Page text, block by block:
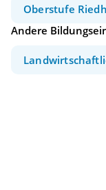
Oberstufe
Andere